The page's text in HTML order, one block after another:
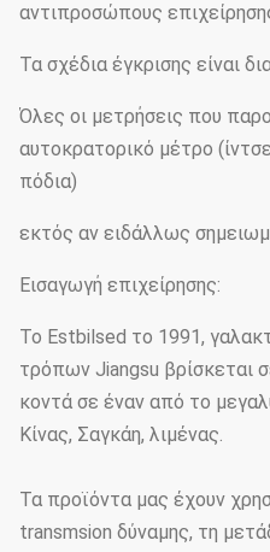
αντιπροσώπους
Τα σχέδια έγκρισης είναι
Όλες οι μετρήσεις που
αυτοκρατορικό μέτρο
πόδια)
εκτός αν ειδάλλως
Εισαγωγή επιχείρησης:
Το Estbilsed το 1991,
τρόπων Jiangsu βρίσκεται
κοντά σε έναν από το
Κίνας, Σαγκάη, λιμένας.
Τα προϊόντα μας έχουν
transmsion δύναμης, τη